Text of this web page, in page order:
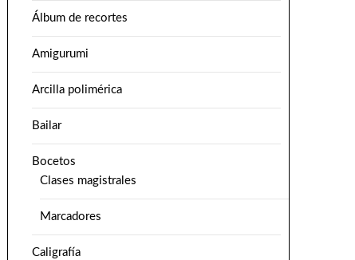
Álbum de recortes
Amigurumi
Arcilla polimérica
Bailar
Bocetos
Clases magistrales
Marcadores
Caligrafía